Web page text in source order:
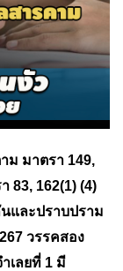
ม มาตรา 149,
83, 162(1) (4)
และปราบปราม
วรรคสอง
เลยที่ 1 มี